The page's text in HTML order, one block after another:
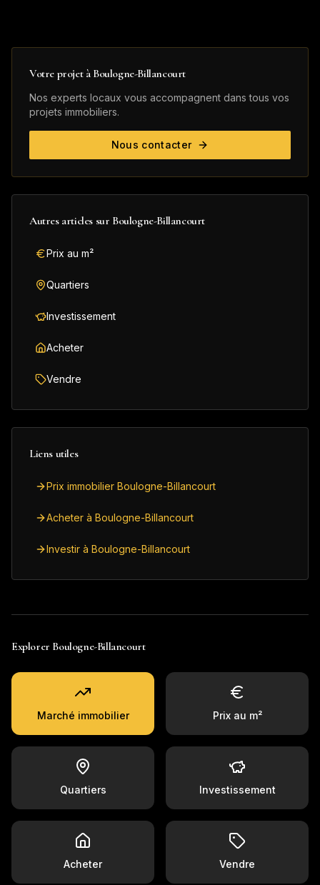
Votre projet à Boulogne-Billancourt
Nos experts locaux vous accompagnent dans tous vos
projets immobiliers.
Nous contacter
Autres articles sur Boulogne-Billancourt
Prix au m²
Quartiers
Investissement
Acheter
Vendre
Liens utiles
Prix immobilier Boulogne-Billancourt
Acheter à Boulogne-Billancourt
Investir à Boulogne-Billancourt
Explorer Boulogne-Billancourt
Marché immobilier Prix au m²
Quartiers Investissement
Acheter Vendre